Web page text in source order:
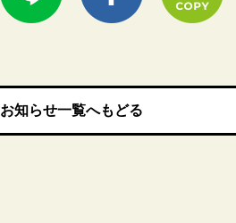
お知らせ一覧へもどる
お知らせ一覧へもどる